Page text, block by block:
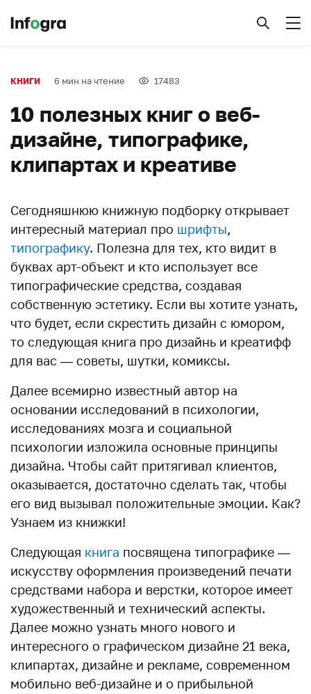
КНИГИ 6 мин на чтение 17483
10 полезных книг о веб-
дизайне, типографике,
клипартах и креативе
Сегодняшнюю книжную подборку открывает
интересный материал про шрифты,
типографику. Полезна для тех, кто видит в
буквах арт-объект и кто использует все
типографические средства, создавая
собственную эстетику. Если вы хотите узнать,
что будет, если скрестить дизайн с юмором,
то следующая книга про дизайнь и креатифф
для вас — советы, шутки, комиксы.
Далее всемирно известный автор на
основании исследований в психологии,
исследованиях мозга и социальной
психологии изложила основные принципы
дизайна. Чтобы сайт притягивал клиентов,
оказывается, достаточно сделать так, чтобы
его вид вызывал положительные эмоции. Как?
Узнаем из книжки!
Следующая книга посвящена типографике —
искусству оформления произведений печати
средствами набора и верстки, которое имеет
художественный и технический аспекты.
Далее можно узнать много нового и
интересного о графическом дизайне 21 века,
клипартах, дизайне и рекламе, современном
мобильно веб-дизайне и о прибыльной